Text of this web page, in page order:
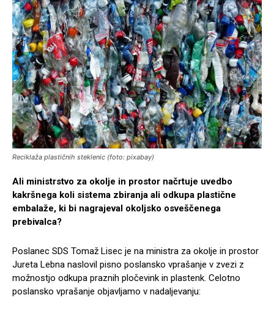
Reciklaža plastičnih steklenic (foto: pixabay)
Ali ministrstvo za okolje in prostor načrtuje uvedbo
kakršnega koli sistema zbiranja ali odkupa plastične
embalaže, ki bi nagrajeval okoljsko osveščenega
prebivalca?
Poslanec SDS Tomaž Lisec je na ministra za okolje in prostor
Jureta Lebna naslovil pisno poslansko vprašanje v zvezi z
možnostjo odkupa praznih pločevink in plastenk. Celotno
poslansko vprašanje objavljamo v nadaljevanju: